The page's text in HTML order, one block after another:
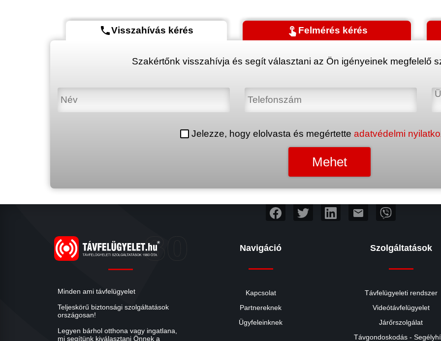
phoneVisszahívás kérés touch_app Felmérés kérés
Szakértőnk visszahívja és segít választani az Ön igényeinek megfelelő
Jelezze, hogy elolvasta és megértette adatvédelmi
mail
Minden ami távfelügyelet
Teljeskörű biztonsági szolgáltatások
országosan!
Legyen bárhol otthona vagy ingatlana,
mi segítünk kiválasztani Önnek a
Navigáció
Kapcsolat
Partnereknek
Ügyfeleinknek
Szolgáltatások
Távfelügyeleti rendszer
Videótávfelügyelet
Járőrszolgálat
Távgondoskodás -